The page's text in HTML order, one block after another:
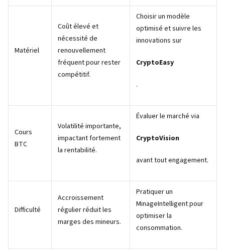
Matériel
Coût élevé et
nécessité de
renouvellement
fréquent pour rester
compétitif.
Choisir un modèle
optimisé et suivre les
innovations sur
CryptoEasy
.
Cours
BTC
Volatilité importante,
impactant fortement
la rentabilité.
Évaluer le marché via
CryptoVision
avant tout engagement.
Difficulté
Accroissement
régulier réduit les
marges des mineurs.
Pratiquer un
MinageIntelligent pour
optimiser la
consommation.